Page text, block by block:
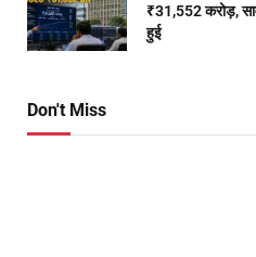
₹31,552 करोड़,
हुई
Don't Miss